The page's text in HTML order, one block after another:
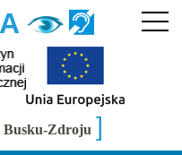
A
Busku-Zdroju ]